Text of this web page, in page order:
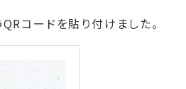
コードを貼り付けました。